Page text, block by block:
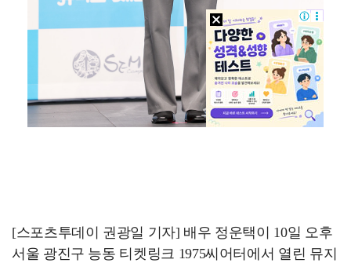
[스포츠투데이 권광일 기자] 배우 정운택이 10일 오후
서울 광진구 능동 티켓링크 1975씨어터에서 열린 뮤지